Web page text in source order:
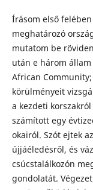
Írásom első
meghatározó
mutatom be
után e három
African
körülményeit
a kezdeti
számított egy
okairól. Szót ejtek
újjáéledésről, és
csúcstalálkozón
gondolatát.